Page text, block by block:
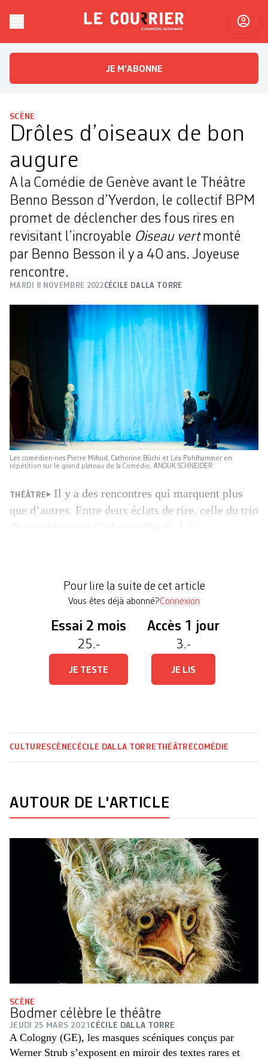
Le CourrierL'essentiel, autrement
JE M'ABONNE
SCÈNE
Drôles d’oiseaux de bon
augure
A la Comédie de Genève avant le Théâtre
Benno Besson d’Yverdon, le collectif BPM
promet de déclencher des fous rires en
revisitant l’incroyable Oiseau vertmonté
par Benno Besson il y a 40 ans. Joyeuse
rencontre.
MARDI 8 NOVEMBRE 2022CÉCILE DALLA TORRE
Les comédien·nes Pierre Mifsud, Catherine Büchi et Léa Pohlhammer en
répétition sur le grand plateau de la Comédie. ANOUK SCHNEIDER
THÉÂTRE
Il y a des rencontres qui marquent plus
que d’autres. Entre deux éclats de rire, celle du trio
parce que l’humour des trois comédien·nes […]
Pour lire la suite de cet article
Vous êtes déjà abonné?Connexion
Essai 2 mois
25.-
JE TESTE
Accès 1 jour
3.-
JE LIS
CULTURESCÈNECÉCILE DALLA TORRE THÉÂTRECOMÉDIE
AUTOUR DE L'ARTICLE
SCÈNE
Bodmer célèbre le théâtre
JEUDI 25 MARS 2021 CÉCILE DALLA TORRE
A Cologny (GE), les masques scéniques conçus par
Werner Strub s’exposent en miroir des textes rares et